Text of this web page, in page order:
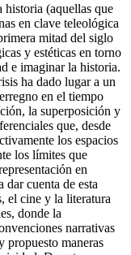
historia (aquellas que
en clave teleológica
mitad del siglo
y estéticas en torno
e imaginar la historia.
ha dado lugar a un
en el tiempo
la superposición y
que, desde
los espacios
los límites que
en
cuenta de esta
el cine y la literatura
donde la
narrativas
propuesto maneras